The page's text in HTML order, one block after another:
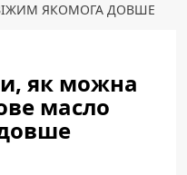
ЯКОМОГА ДОВШЕ
як можна
масло